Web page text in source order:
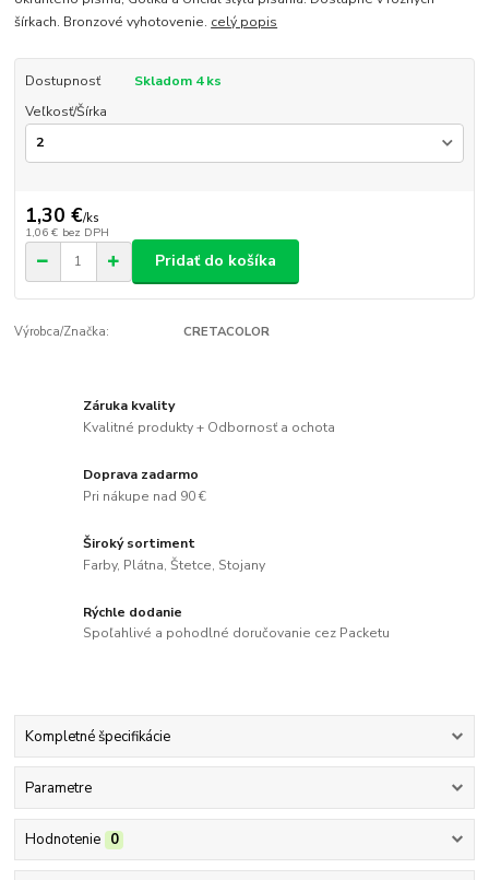
šírkach. Bronzové vyhotovenie. celý popis
Dostupnosť
Skladom 4 ks
Veľkosť/Šírka
1,30 €/ks
1,06 € bez DPH
Pridať do košíka
Výrobca/Značka: CRETACOLOR
Záruka kvality
Kvalitné produkty + Odbornosť a ochota
Doprava zadarmo
Pri nákupe nad 90 €
Široký sortiment
Farby, Plátna, Štetce, Stojany
Rýchle dodanie
Spoľahlivé a pohodlné doručovanie cez Packetu
Kompletné špecifikácie
Parametre
Hodnotenie 0